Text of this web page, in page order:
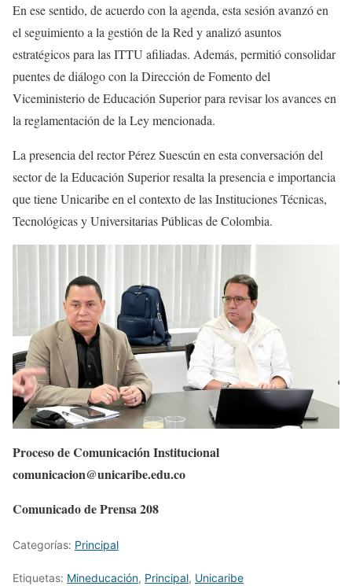
En ese sentido, de acuerdo con la agenda, esta sesión avanzó en
el seguimiento a la gestión de la Red y analizó asuntos
estratégicos para las ITTU afiliadas. Además, permitió consolidar
puentes de diálogo con la Dirección de Fomento del
Viceministerio de Educación Superior para revisar los avances en
la reglamentación de la Ley mencionada.
La presencia del rector Pérez Suescún en esta conversación del
sector de la Educación Superior resalta la presencia e importancia
que tiene Unicaribe en el contexto de las Instituciones Técnicas,
Tecnológicas y Universitarias Públicas de Colombia.
Proceso de Comunicación Institucional
comunicacion@unicaribe.edu.co
Comunicado de Prensa 208
Categorías: Principal
Etiquetas: Mineducación, Principal, Unicaribe